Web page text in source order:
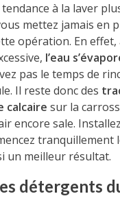
à la laver
mettez jamais en
opération. En effet,
l’eau
pas le temps de
Il reste donc des
calcaire sur la
encore sale.
tranquillement
un meilleur résultat.
détergents